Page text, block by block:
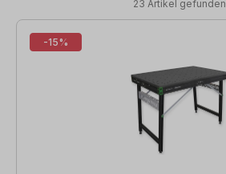
23 Artikel gefunden
23 Artikel gefunden
-15%